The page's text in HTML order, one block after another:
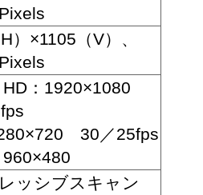
）×1105（V）、
：1920×1080
30／25fps
ッシブスキャン